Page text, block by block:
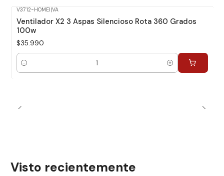
V3712-HOMEI|VA
Ventilador X2 3 Aspas Silencioso Rota 360 Grados
100w
$35.990
Cantidad
Visto recientemente